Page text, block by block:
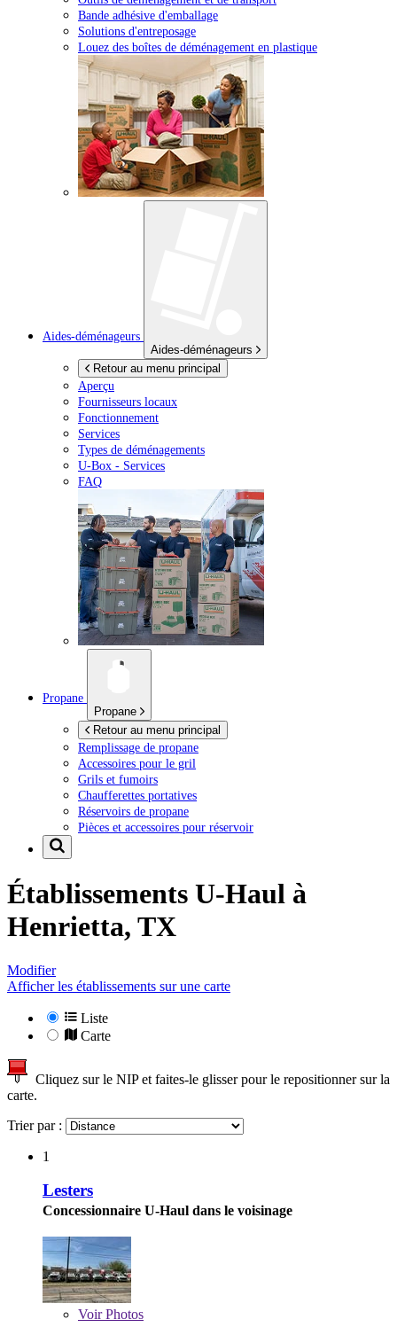
Bande adhésive d'emballage
Solutions d'entreposage
Louez des boîtes de déménagement en plastique
Aides-déménageurs
Aides-déménageurs
Retour au menu principal
Aperçu
Fournisseurs locaux
Fonctionnement
Services
Types de déménagements
U-Box - Services
FAQ
Propane
Propane
Retour au menu principal
Remplissage de propane
Accessoires pour le gril
Grils et fumoirs
Chaufferettes portatives
Réservoirs de propane
Pièces et accessoires pour réservoir
Établissements U-Haul à
Henrietta, TX
Modifier
Afficher les établissements sur une carte
Liste
Carte
Cliquez sur le NIP et faites-le glisser pour le repositionner sur la
carte.
Trier par :
1
Lesters
Concessionnaire U-Haul dans le voisinage
VoirPhotos